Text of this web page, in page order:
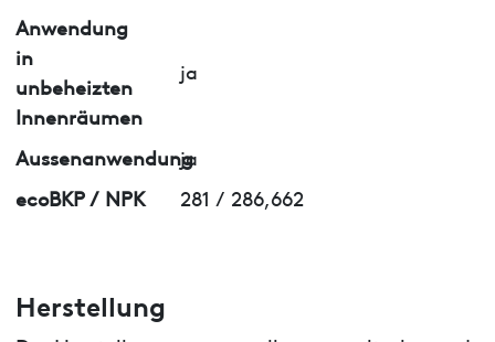
Anwendung
in
unbeheizten
Innenräumen
ja
Aussenanwendung
ja
ecoBKP / NPK
281 / 286,662
Herstellung